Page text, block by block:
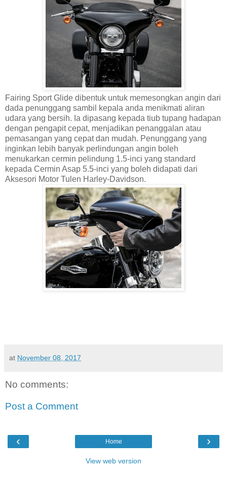
Fairing Sport Glide dibentuk untuk memesongkan angin dari
dada penunggang sambil kepala anda menikmati aliran
udara yang bersih. Ia dipasang kepada tiub tupang hadapan
dengan pengapit cepat, menjadikan penanggalan atau
pemasangan yang cepat dan mudah. Penunggang yang
inginkan lebih banyak perlindungan angin boleh
menukarkan cermin pelindung 1.5-inci yang standard
kepada Cermin Asap 5.5-inci yang boleh didapati dari
Aksesori Motor Tulen Harley-Davidson.
at November 08, 2017
No comments:
Post a Comment
‹ ›
Home
View web version